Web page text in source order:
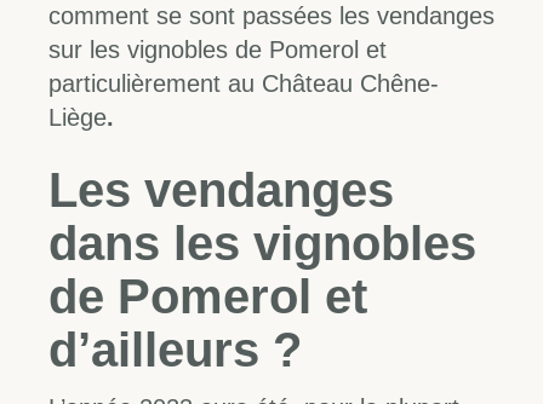
comment se sont passées les vendanges
sur les vignobles de Pomerol et
particulièrement au Château Chêne-
Liège.
Les vendanges
dans les vignobles
de Pomerol et
d’ailleurs ?